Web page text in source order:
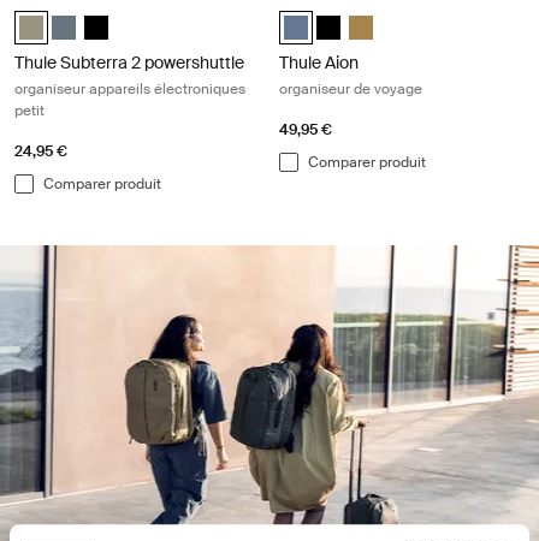
Thule Subterra powershuttle small Gris vétiver (selected)
Thule Subterra powershuttle small Ardoise foncée
Thule Subterra powershuttle small Noir
Thule Subterra 2 powershuttle
organiseur appareils électroniques
petit
24,95 €
Comparer produit
Thule Aion travel organizer
Thule Aion travel organizer
Thule Aion travel
Thule Aion
organiseur de voyage
49,95 €
Comparer produit